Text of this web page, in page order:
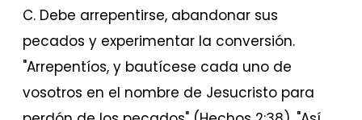
C. Debe arrepentirse, abandonar sus
pecados y experimentar la conversión.
"Arrepentíos, y bautícese cada uno de
vosotros en el nombre de Jesucristo para